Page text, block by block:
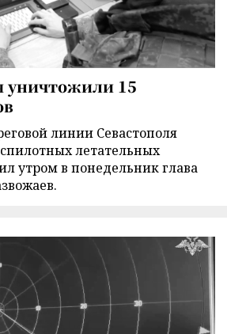
уничтожили 15
линии Севастополя
летательных
утром в понедельник глава